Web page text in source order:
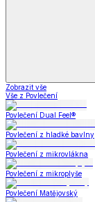
Zobrazit vše
Vše z Povlečení
Povlečení Dual Feel®
Povlečení z hladké bavlny
Povlečení z mikrovlákna
Povlečení z mikroplyše
Povlečení Matějovský